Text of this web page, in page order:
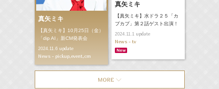
真矢ミキ
【真矢ミキ】10月25日（金）
「dip AI」新CM発表会
2024.11.6update
News - pickup,event,cm
真矢ミキ
【真矢ミキ】水ドラ２５「カ
プカプ」第２話ゲスト出演！
2024.11.1update
News - tv